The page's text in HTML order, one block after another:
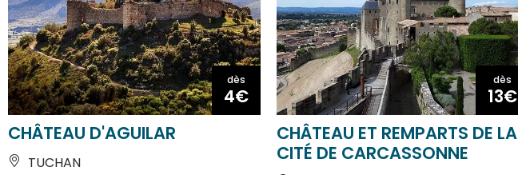
dès
4€
CHÂTEAU D'AGUILAR
TUCHAN
dès
13€
CHÂTEAU ET REMPARTS DE LA
CITÉ DE CARCASSONNE
CARCASSONNE - CITE MEDIEVALE